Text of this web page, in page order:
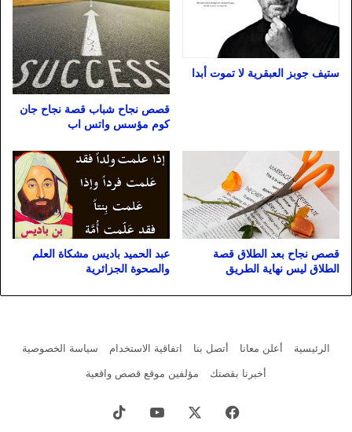
ستيف جوبز العبقرية لا تموت أبدا
قصص نجاح شباب قصة نجاح جان
كوم مؤسس واتس اب
قصص نجاح بعد الطلاق قصة
الطلاق ليس نهاية الطريق
عبد الحميد باديس مشكاة العلم
والصحوة الجزائرية
الرئيسية أعلن معانا أتصل بنا اتفاقية الاستخدام
سياسة الخصوصية
أخبرنا بقصتك
مؤلفين موقع قصص واقعية
فيسبوك يوتيوب